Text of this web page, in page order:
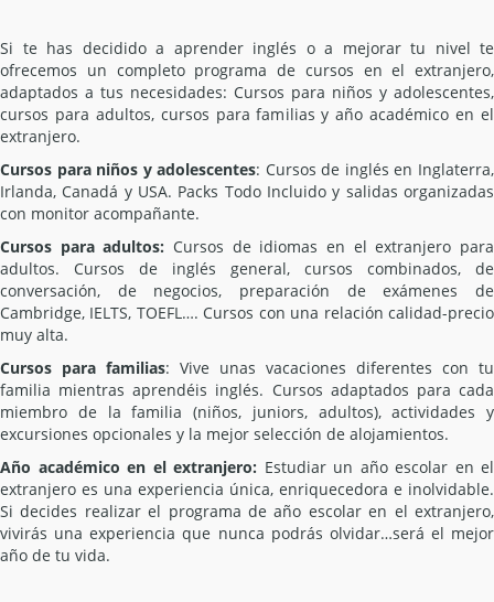
Si te has decidido a aprender inglés o a mejorar tu nivel te
ofrecemos un completo programa de cursos en el extranjero,
adaptados a tus necesidades: Cursos para niños y adolescentes,
cursos para adultos, cursos para familias y año académico en el
extranjero.
Cursos para niños y adolescentes: Cursos de inglés en Inglaterra,
Irlanda, Canadá y USA. Packs Todo Incluido y salidas organizadas
con monitor acompañante.
Cursos para adultos: Cursos de idiomas en el extranjero para
adultos. Cursos de inglés general, cursos combinados, de
conversación, de negocios, preparación de exámenes de
Cambridge, IELTS, TOEFL…. Cursos con una relación calidad-precio
muy alta.
Cursos para familias: Vive unas vacaciones diferentes con tu
familia mientras aprendéis inglés. Cursos adaptados para cada
miembro de la familia (niños, juniors, adultos), actividades y
excursiones opcionales y la mejor selección de alojamientos.
Año académico en el extranjero: Estudiar un año escolar en el
extranjero es una experiencia única, enriquecedora e inolvidable.
Si decides realizar el programa de año escolar en el extranjero,
vivirás una experiencia que nunca podrás olvidar…será el mejor
año de tu vida.